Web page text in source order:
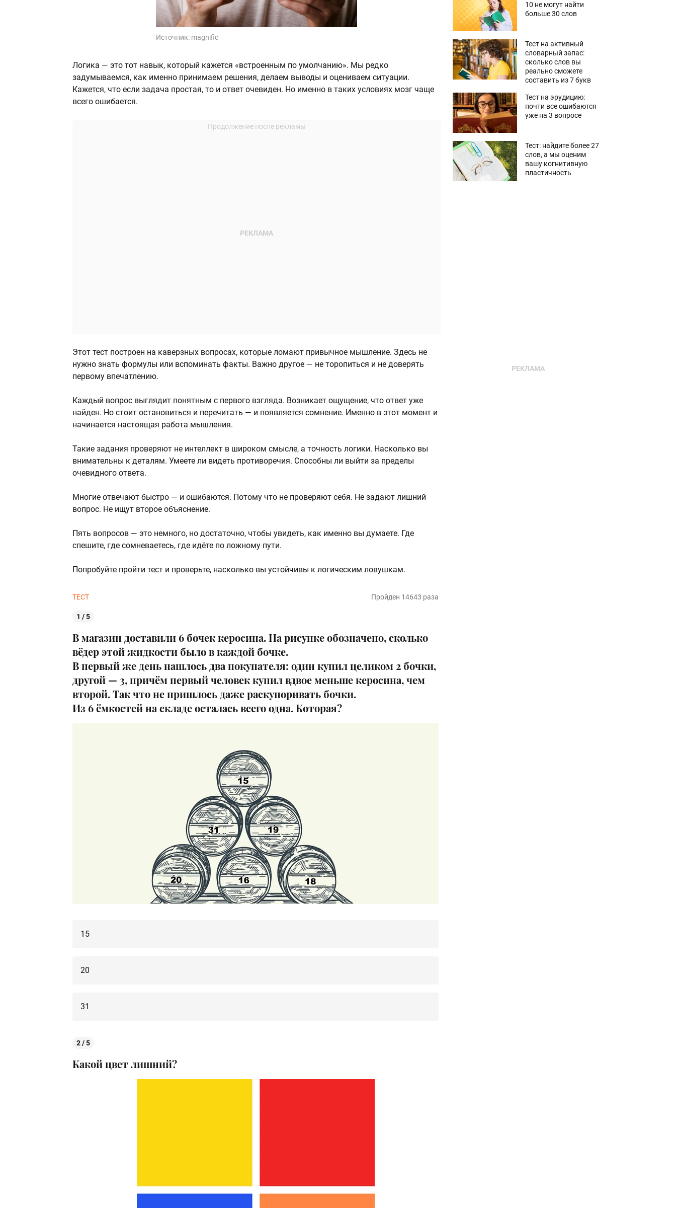
Источник: magnific
Логика — это тот навык, который кажется «встроенным по умолчанию». Мы редко
задумываемся, как именно принимаем решения, делаем выводы и оцениваем ситуации.
Кажется, что если задача простая, то и ответ очевиден. Но именно в таких условиях мозг чаще
всего ошибается.
Этот тест построен на каверзных вопросах, которые ломают привычное мышление. Здесь не
нужно знать формулы или вспоминать факты. Важно другое — не торопиться и не доверять
первому впечатлению.
Каждый вопрос выглядит понятным с первого взгляда. Возникает ощущение, что ответ уже
найден. Но стоит остановиться и перечитать — и появляется сомнение. Именно в этот момент и
начинается настоящая работа мышления.
Такие задания проверяют не интеллект в широком смысле, а точность логики. Насколько вы
внимательны к деталям. Умеете ли видеть противоречия. Способны ли выйти за пределы
очевидного ответа.
Многие отвечают быстро — и ошибаются. Потому что не проверяют себя. Не задают лишний
вопрос. Не ищут второе объяснение.
Пять вопросов — это немного, но достаточно, чтобы увидеть, как именно вы думаете. Где
спешите, где сомневаетесь, где идёте по ложному пути.
Попробуйте пройти тест и проверьте, насколько вы устойчивы к логическим ловушкам.
ТЕСТ Пройден 14643 раза
1 / 5
В магазин доставили 6 бочек керосина. На рисунке обозначено, сколько
вёдер этой жидкости было в каждой бочке.
В первый же день нашлось два покупателя: один купил целиком 2 бочки,
другой — 3, причём первый человек купил вдвое меньше керосина, чем
второй. Так что не пришлось даже раскупоривать бочки.
Из 6 ёмкостей на складе осталась всего одна. Которая?
15
20
31
2 / 5
Какой цвет лишний?
10 не могут найти
больше 30 слов
Тест на активный
словарный запас:
сколько слов вы
реально сможете
составить из 7 букв
Тест на эрудицию:
почти все ошибаются
уже на 3 вопросе
Тест: найдите более 27
слов, а мы оценим
вашу когнитивную
пластичность